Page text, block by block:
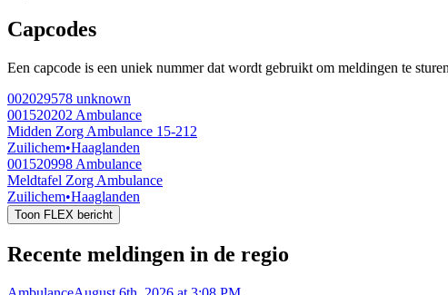
Capcodes
Een capcode is een uniek nummer dat wordt gebruikt om meldingen te
002029578 unknown
001520202 Ambulance
Midden Zorg Ambulance 15-212
Zuilichem•Haaglanden
001520998 Ambulance
Meldtafel Zorg Ambulance
Zuilichem•Haaglanden
Toon FLEX bericht
Recente meldingen in de regio